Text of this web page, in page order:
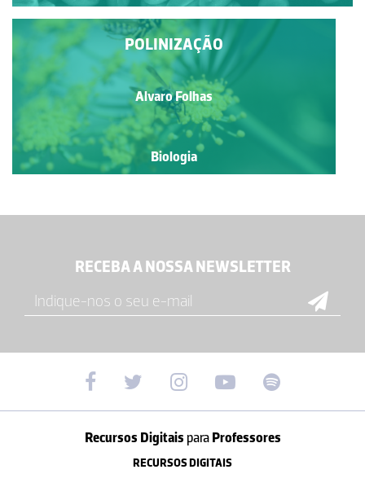
POLINIZAÇÃO
Alvaro Folhas
Biologia
RECEBA A NOSSA NEWSLETTER
Recursos Digitais paraProfessores
RECURSOS DIGITAIS